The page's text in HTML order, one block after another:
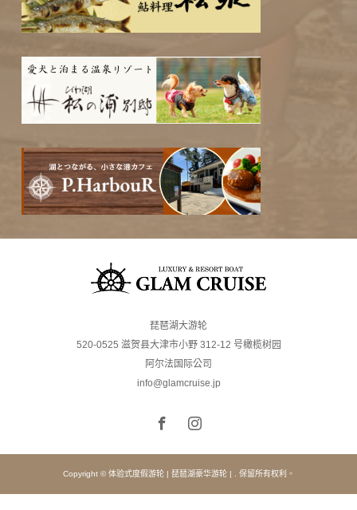
琵琶湖大游轮
520-0525 滋贺县大津市小野 312-12 号橄榄树园
阿尔法国际公司
info@glamcruise.jp
Copyright © 体验式度假游轮 | 琵琶湖豪华游轮 | . 保留所有权利。